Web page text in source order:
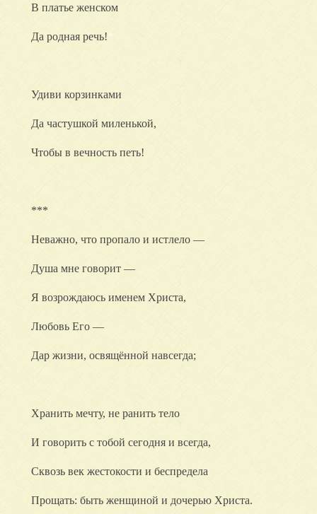
В платье женском
Да родная речь!*
Удиви корзинками
Да частушкой миленькой,
Чтобы в вечность петь!
***
Неважно, что пропало и истлело —
Душа мне говорит —
Я возрождаюсь именем Христа,
Любовь Его —
Дар жизни, освящённой навсегда;
Хранить мечту, не ранить тело
И говорить с тобой сегодня и всегда,
Сквозь век жестокости и беспредела
Прощать: быть женщиной и дочерью Христа.